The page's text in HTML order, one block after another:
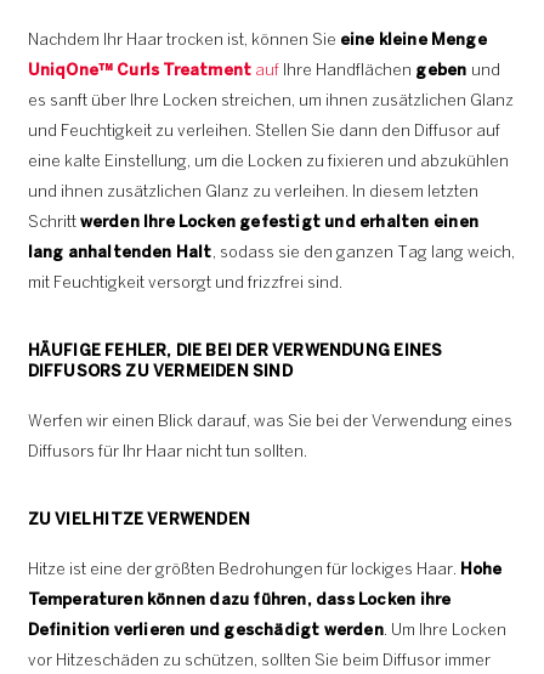
Nachdem Ihr Haar trocken ist, können Sie eine kleine Menge
UniqOne™ Curls Treatment auf Ihre Handflächen geben und
es sanft über Ihre Locken streichen, um ihnen zusätzlichen Glanz
und Feuchtigkeit zu verleihen. Stellen Sie dann den Diffusor auf
eine kalte Einstellung, um die Locken zu fixieren und abzukühlen
und ihnen zusätzlichen Glanz zu verleihen. In diesem letzten
Schritt werden Ihre Locken gefestigt und erhalten einen
lang anhaltenden Halt, sodass sie den ganzen Tag lang weich,
mit Feuchtigkeit versorgt und frizzfrei sind.
HÄUFIGE FEHLER, DIE BEI DER VERWENDUNG EINES
DIFFUSORS ZU VERMEIDEN SIND
Werfen wir einen Blick darauf, was Sie bei der Verwendung eines
Diffusors für Ihr Haar nicht tun sollten.
ZU VIEL HITZE VERWENDEN
Hitze ist eine der größten Bedrohungen für lockiges Haar. Hohe
Temperaturen können dazu führen, dass Locken ihre
Definition verlieren und geschädigt werden. Um Ihre Locken
vor Hitzeschäden zu schützen, sollten Sie beim Diffusor immer